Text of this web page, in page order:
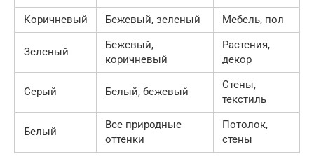
Коричневый
Бежевый, зеленый Мебель, пол
Зеленый
Бежевый,
коричневый
Растения,
декор
Серый Белый, бежевый
Стены,
текстиль
Белый
Все природные
оттенки
Потолок,
стены